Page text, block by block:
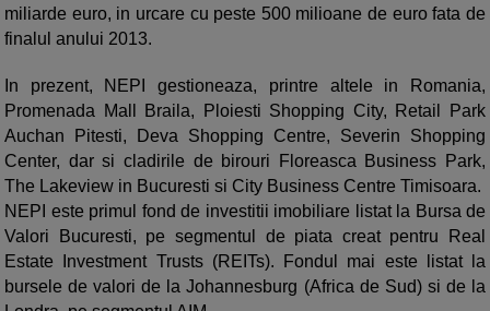
miliarde euro, in urcare cu peste 500 milioane de euro fata de
finalul anului 2013.
In prezent, NEPI gestioneaza, printre altele in Romania,
Promenada Mall Braila, Ploiesti Shopping City, Retail Park
Auchan Pitesti, Deva Shopping Centre, Severin Shopping
Center, dar si cladirile de birouri Floreasca Business Park,
The Lakeview in Bucuresti si City Business Centre Timisoara.
NEPI este primul fond de investitii imobiliare listat la Bursa de
Valori Bucuresti, pe segmentul de piata creat pentru Real
Estate Investment Trusts (REITs). Fondul mai este listat la
bursele de valori de la Johannesburg (Africa de Sud) si de la